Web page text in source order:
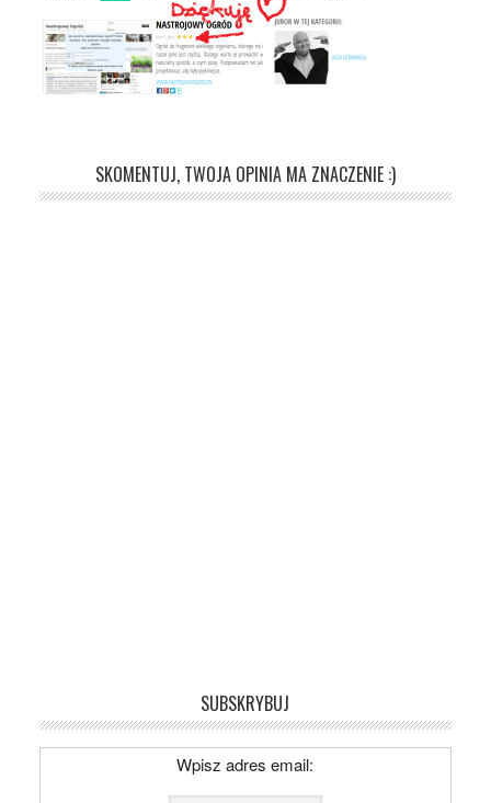
SKOMENTUJ, TWOJA OPINIA MA ZNACZENIE :)
SUBSKRYBUJ
Wpisz adres email: